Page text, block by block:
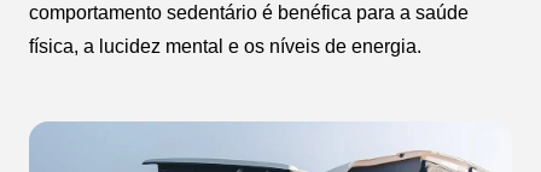
comportamento sedentário é benéfica para a saúde
física, a lucidez mental e os níveis de energia.